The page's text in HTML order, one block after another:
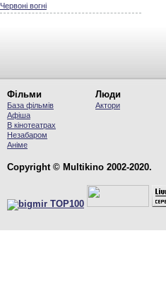
Червоні вогні
Фільми
База фільмів
Афіша
В кінотеатрах
Незабаром
Аніме
Люди
Актори
Copyright © Multikino 2002-2020.